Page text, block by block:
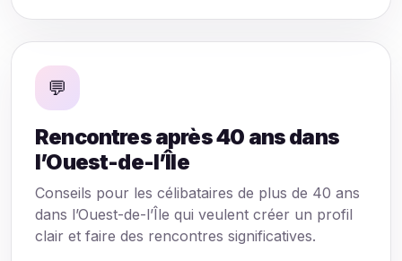
💬
Rencontres après 40 ans dans
l’Ouest-de-l’Île
Conseils pour les célibataires de plus de 40 ans
dans l’Ouest-de-l’Île qui veulent créer un profil
clair et faire des rencontres significatives.